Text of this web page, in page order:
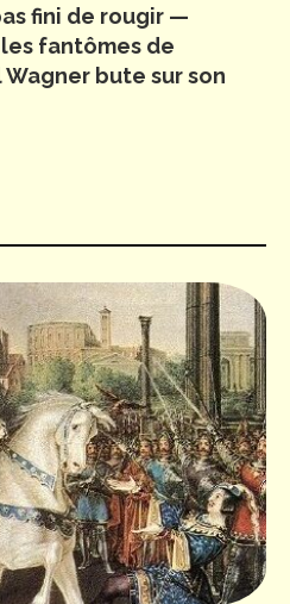
fini de rougir —
les fantômes de
bute sur son